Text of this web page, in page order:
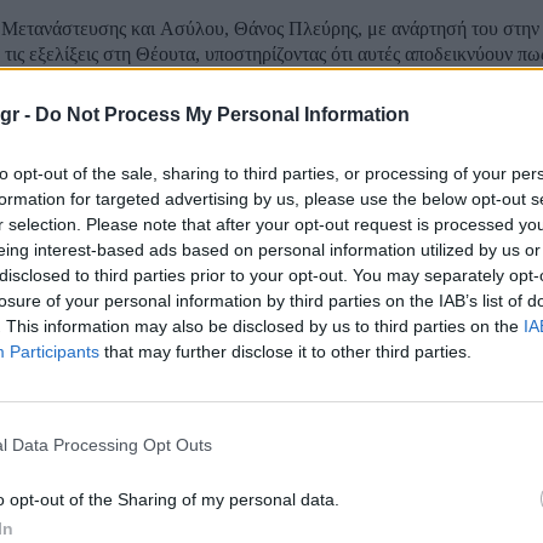
- Do Not Process My Personal Information
opt-out of the sale, sharing to third parties, or processing of your
for targeted advertising by us, please use the below opt-out
selection. Please note that after your opt-out request is processed
interest-based ads based on personal information utilized by us
to third parties prior to your opt-out. You may separately
of your personal information by third parties on the IAB’s list of
This information may also be disclosed by us to third parties on the
Participants that may further disclose it to other third parties.
Data Processing Opt Outs
opt-out of the Sharing of my personal data.
και Ασύλου, Θάνος Πλεύρης, με ανάρτησή του
εξελίξεις στη Θέουτα, υποστηρίζοντας ότι αυτές αποδεικνύουν
αντιμέτωπη...
στην Κωνσταντοπούλου»
του με τις δηλώσεις του βουλευτή της Νέας Δημοκρατίας,
την πρόεδρο της Πλεύσης Ελευθερίας, Ζωή Κωνσταντοπούλου,
και Ασύλου, Θάνος Πλεύρης, σχολιάζοντας την
παραπομπή του κ....
κατά Τσίπρα για το μεταναστευτικό: «Το
ότι πιστεύατε πως η θάλασσα δεν έχει
στα μέσα κοινωνικής δικτύωσης απάντησε ο υπουργός